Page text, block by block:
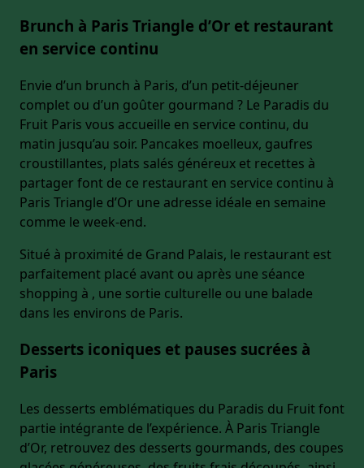
Brunch à Paris Triangle d’Or et restaurant
en service continu
Envie d’un brunch à Paris, d’un petit-déjeuner
complet ou d’un goûter gourmand ? Le Paradis du
Fruit Paris vous accueille en service continu, du
matin jusqu’au soir. Pancakes moelleux, gaufres
croustillantes, plats salés généreux et recettes à
partager font de ce restaurant en service continu à
Paris Triangle d’Or une adresse idéale en semaine
comme le week-end.
Situé à proximité de Grand Palais, le restaurant est
parfaitement placé avant ou après une séance
shopping à , une sortie culturelle ou une balade
dans les environs de Paris.
Desserts iconiques et pauses sucrées à
Paris
Les desserts emblématiques du Paradis du Fruit font
partie intégrante de l’expérience. À Paris Triangle
d’Or, retrouvez des desserts gourmands, des coupes